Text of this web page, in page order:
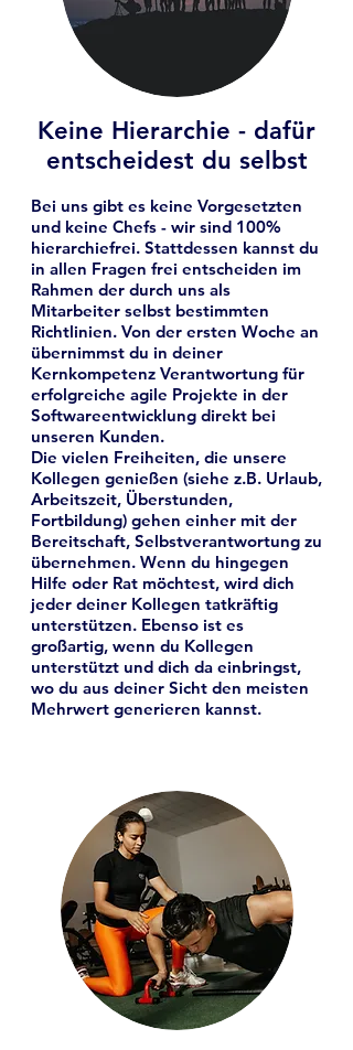
Keine Hierarchie - dafür
entscheidest du selbst
Bei uns gibt es keine Vorgesetzten
und keine Chefs - wir sind 100%
hierarchiefrei. Stattdessen kannst du
in allen Fragen frei entscheiden im
Rahmen der durch uns als
Mitarbeiter selbst bestimmten
Richtlinien. Von der ersten Woche an
übernimmst du in deiner
Kernkompetenz Verantwortung für
erfolgreiche agile Projekte in der
Softwareentwicklung direkt bei
unseren Kunden.
Die vielen Freiheiten, die unsere
Kollegen genießen (siehe z.B. Urlaub,
Arbeitszeit, Überstunden,
Fortbildung) gehen einher mit der
Bereitschaft, Selbstverantwortung zu
übernehmen. Wenn du hingegen
Hilfe oder Rat möchtest, wird dich
jeder deiner Kollegen tatkräftig
unterstützen. Ebenso ist es
großartig, wenn du Kollegen
unterstützt und dich da einbringst,
wo du aus deiner Sicht den meisten
Mehrwert generieren kannst.